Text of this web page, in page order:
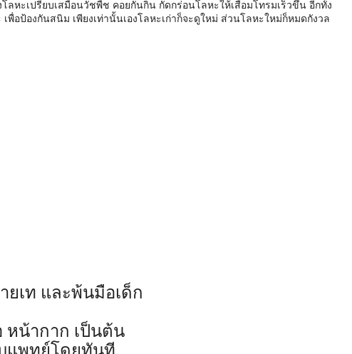
หะเปรียบเสมือนวัชพืช คอยกันกิน กัดกร่อนโลหะให้เสื่อมโทรมเร็วขึ้น อีกทั้ง
อป้องกันสนิม เพียงเท่านั้นเองโลหะเก่าก็จะดูใหม่ ส่วนโลหะใหม่ก็หมดกังวล
ยเท และพ้นมือเด็ก
หน้ากาก เป็นต้น